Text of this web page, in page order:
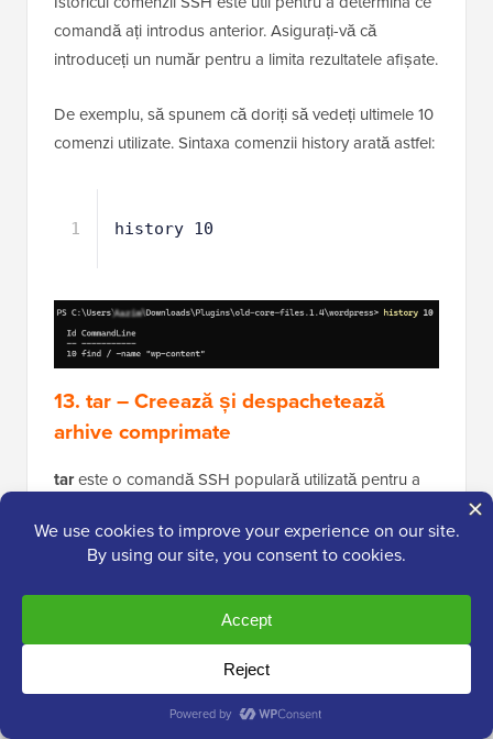
12. history – Vizualizează ultima
comandă utilizată
Istoricul comenzii SSH este util pentru a determina ce
comandă ați introdus anterior. Asigurați-vă că
introduceți un număr pentru a limita rezultatele afișate.
comenzi utilizate. Sintaxa comenzii history arată astfel:
1 history 10
13. tar – Creează și despachetează
arhive comprimate
instrumente terțe care utilizează acest format pentru a
comprima fișiere, iar acesta este o alternativă la
fișierele zip.